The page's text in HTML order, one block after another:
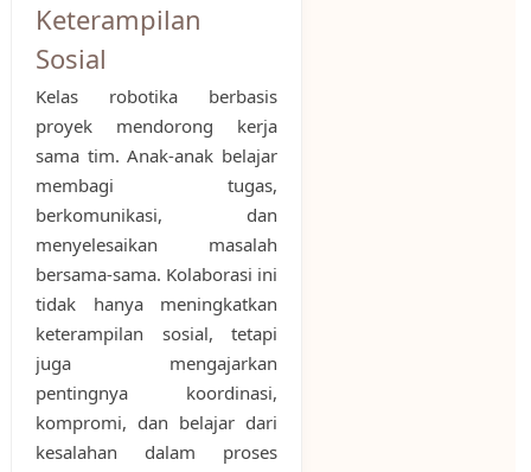
Keterampilan
Sosial
Kelas robotika berbasis
proyek mendorong kerja
sama tim. Anak-anak belajar
membagi tugas,
berkomunikasi, dan
menyelesaikan masalah
bersama-sama. Kolaborasi ini
tidak hanya meningkatkan
keterampilan sosial, tetapi
juga mengajarkan
pentingnya koordinasi,
kompromi, dan belajar dari
kesalahan dalam proses